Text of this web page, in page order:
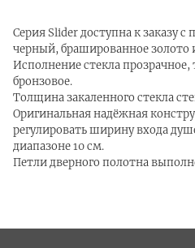
Серия Slider доступна к заказу
черный, брашированное золото
Исполнение стекла
бронзовое.
Толщина закаленного стекла
Оригинальная надёжная
регулировать ширину входа
диапазоне 10 см.
Петли дверного полотна